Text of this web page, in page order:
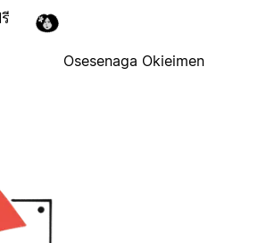
Osesenaga Okieimen